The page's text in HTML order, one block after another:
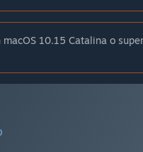
10.15 Catalina o